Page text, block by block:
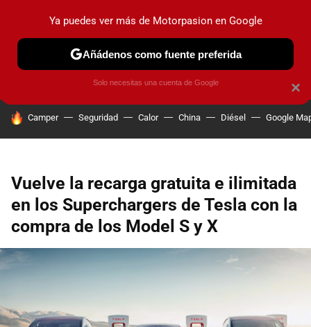
PRUEBAS COCHES ELÉCTRICOS OBSERVATORIO
HOY SE HABLA DE
Camper Seguridad Calor China Diésel Google
Vuelve la recarga gratuita e ilimitada
en los Superchargers de Tesla con la
compra de los Model S y X
×
Ya puedes ver más de Motorpasion en Google
Añádenos como fuente preferida
Solo necesitas una cuenta de Google